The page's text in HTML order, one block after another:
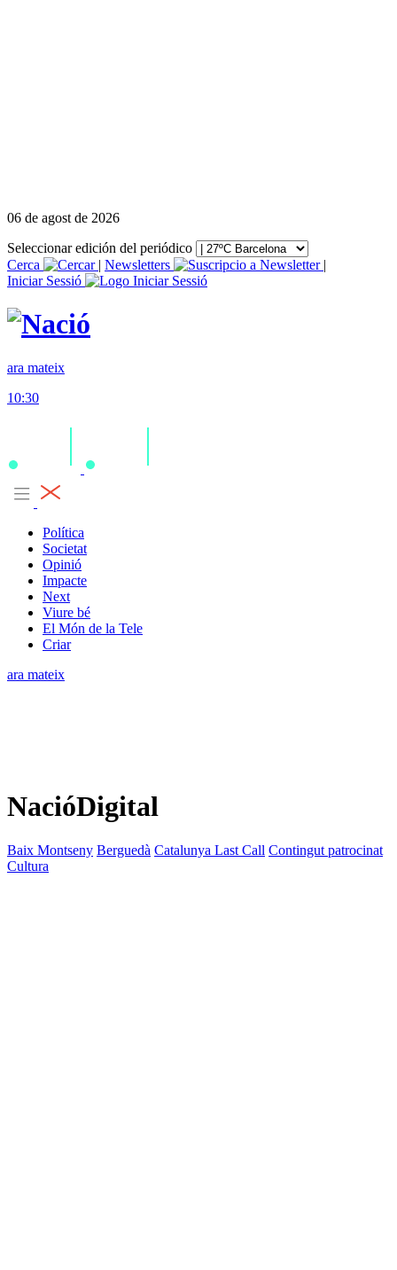
06 de agost de 2026
Seleccionar edición del periódico
Cerca
| Newsletters
|
Iniciar Sessió
ara mateix
10:30
Política
Societat
Opinió
Impacte
Next
Viure bé
El Món de la Tele
Criar
ara mateix
NacióDigital
Baix Montseny Berguedà Catalunya Last Call Contingut patrocinat
Cultura